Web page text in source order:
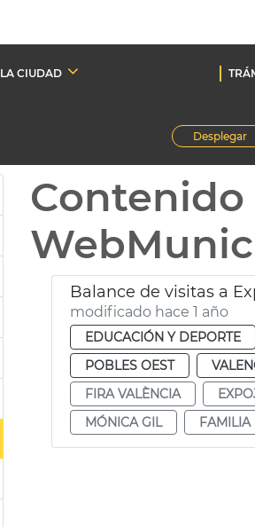
LA CIUDAD
Desplegar
Balance de visitas a
modificado hace 1 año
EDUCACIÓN Y DEPORTE
POBLES OEST
FIRA VALÈNCIA
MÓNICA GIL
FAMILIA